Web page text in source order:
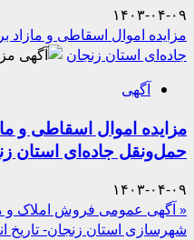
۱۴۰۳-۰۴-۰۹
مزایده اموال اسقاطی و مازاد
جاده‌ای استان زنجان
آگهی
مزایده اموال اسقاطی و
حمل‌ونقل جاده‌ای استان
۱۴۰۳-۰۴-۰۹
« آگهی عمومی فروش املاک و
شهرسازی استان زنجان- تاریخ انتشار: